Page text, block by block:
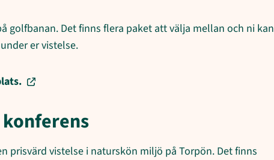
golfbanan. Det finns flera paket att välja mellan och ni kan
er vistelse.
prisvärd vistelse i naturskön miljö på Torpön. Det finns